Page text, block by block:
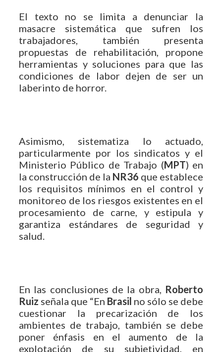
El texto no se limita a denunciar la
masacre sistemática que sufren los
trabajadores, también presenta
propuestas de rehabilitación, propone
herramientas y soluciones para que las
condiciones de labor dejen de ser un
laberinto de horror.
Asimismo, sistematiza lo actuado,
particularmente por los sindicatos y el
Ministerio Público de Trabajo (MPT) en
la construcción de la NR36 que establece
los requisitos mínimos en el control y
monitoreo de los riesgos existentes en el
procesamiento de carne, y estipula y
garantiza estándares de seguridad y
salud.
En las conclusiones de la obra, Roberto
Ruiz señala que “En Brasil no sólo se debe
cuestionar la precarización de los
ambientes de trabajo, también se debe
poner énfasis en el aumento de la
explotación de su subjetividad, en